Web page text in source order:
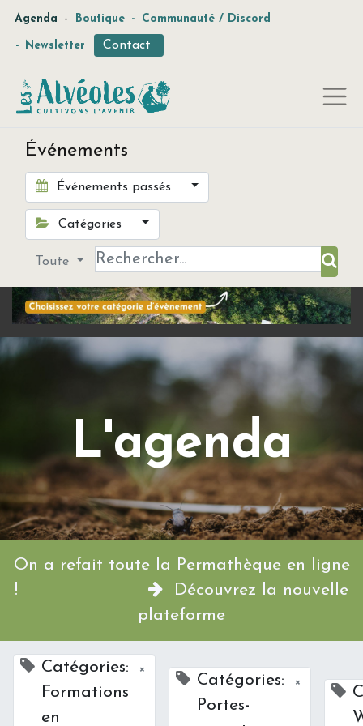
Agenda - Boutique - Communauté / Discord
- Newsletter Contact
Événements
Événements passés
Catégories
Toute
L'agenda
On a refait toute la Permathèque en ligne
!
Découvrez la nouvelle
plateforme
Catégories:
Formations
en
×
Catégories:
Portes-
×